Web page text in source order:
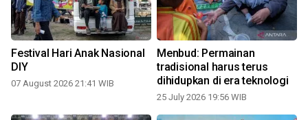
Festival Hari Anak Nasional
DIY
07 August 2026 21:41 WIB
Menbud: Permainan
tradisional harus terus
dihidupkan di era teknologi
25 July 2026 19:56 WIB